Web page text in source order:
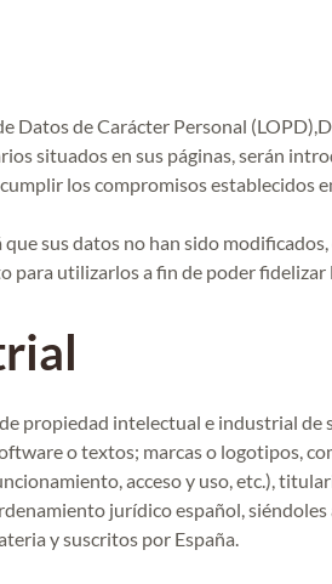
de Carácter Personal
situados en sus páginas, serán
los compromisos establecidos
sus datos no han sido
para utilizarlos a fin de poder
propiedad intelectual e industrial de
o textos; marcas o logotipos,
acceso y uso, etc.),
jurídico español,
y suscritos por España.